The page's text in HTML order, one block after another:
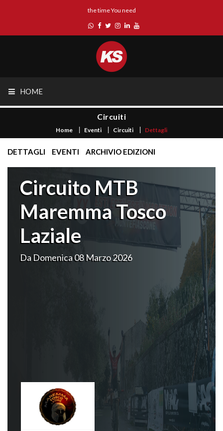
the time You need
HOME
Circuiti
Home Eventi Circuiti Dettagli
DETTAGLI EVENTI ARCHIVIO EDIZIONI
Circuito MTB
Maremma Tosco
Laziale
Da Domenica 08 Marzo 2026